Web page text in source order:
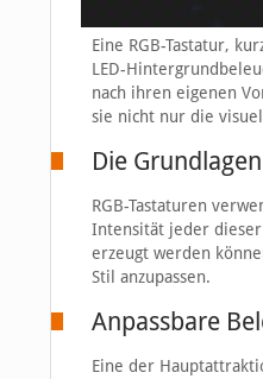
Eine RGB-Tastatur,
LED-
nach ihren eigenen
sie nicht nur die
Die
RGB-Tastaturen
Intensität jeder
erzeugt werden
Stil anzupassen.
Anpassbare
Eine der